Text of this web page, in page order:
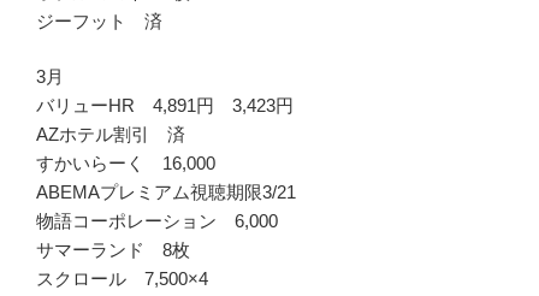
ジーフット 済
3月
バリューHR 4,891円 3,423円
AZホテル割引 済
すかいらーく 16,000
ABEMAプレミアム視聴期限3/21
物語コーポレーション 6,000
サマーランド 8枚
スクロール 7,500×4